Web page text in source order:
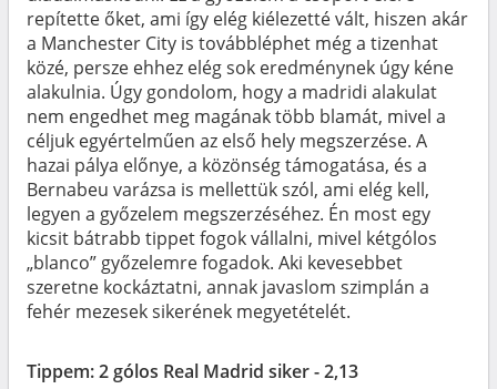
repítette őket, ami így elég kiélezetté vált, hiszen akár
a Manchester City is továbbléphet még a tizenhat
közé, persze ehhez elég sok eredménynek úgy kéne
alakulnia. Úgy gondolom, hogy a madridi alakulat
nem engedhet meg magának több blamát, mivel a
céljuk egyértelműen az első hely megszerzése. A
hazai pálya előnye, a közönség támogatása, és a
Bernabeu varázsa is mellettük szól, ami elég kell,
legyen a győzelem megszerzéséhez. Én most egy
kicsit bátrabb tippet fogok vállalni, mivel kétgólos
„blanco” győzelemre fogadok. Aki kevesebbet
szeretne kockáztatni, annak javaslom szimplán a
fehér mezesek sikerének megyetételét.
Tippem: 2 gólos Real Madrid siker - 2,13